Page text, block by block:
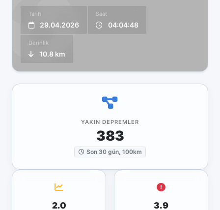
Tarih
29.04.2026
Saat
04:04:48
Derinlik
10.8 km
YAKIN DEPREMLER
383
Son 30 gün, 100km
2.0 3.9